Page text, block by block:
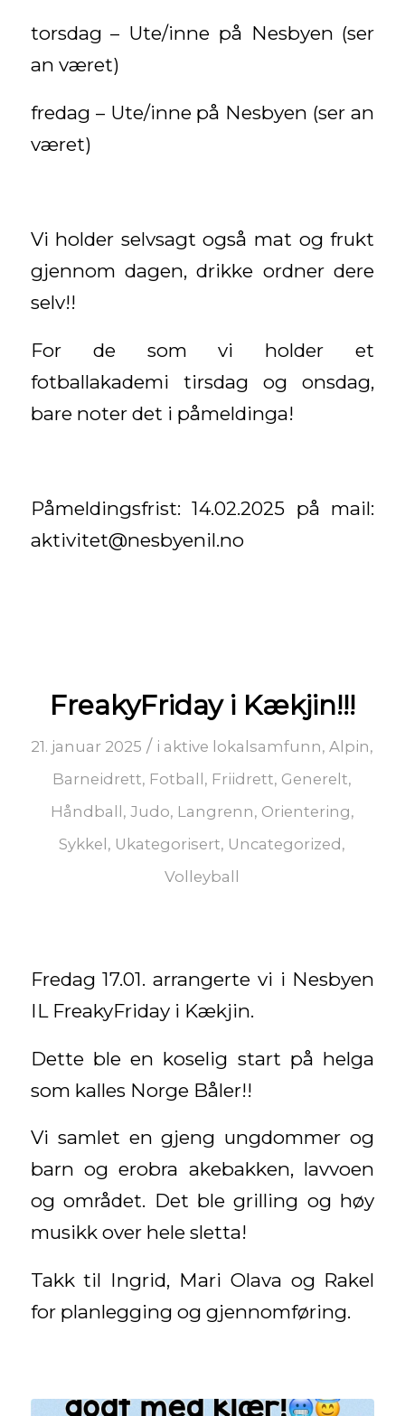
torsdag – Ute/inne på Nesbyen (ser
an været)
fredag – Ute/inne på Nesbyen (ser an
været)
Vi holder selvsagt også mat og frukt
gjennom dagen, drikke ordner dere
selv!!
For de som vi holder et
fotballakademi tirsdag og onsdag,
bare noter det i påmeldinga!
Påmeldingsfrist: 14.02.2025 på mail:
aktivitet@nesbyenil.no
FreakyFriday i Kækjin!!!
21. januar 2025 / i aktive lokalsamfunn,Alpin,
Barneidrett, Fotball , Friidrett, Generelt,
Håndball , Judo, Langrenn, Orientering,
Sykkel , Ukategorisert, Uncategorized ,
Volleyball
Fredag 17.01. arrangerte vi i Nesbyen
IL FreakyFriday i Kækjin.
Dette ble en koselig start på helga
som kalles Norge Båler!!
Vi samlet en gjeng ungdommer og
barn og erobra akebakken, lavvoen
og området. Det ble grilling og høy
musikk over hele sletta!
Takk til Ingrid, Mari Olava og Rakel
for planlegging og gjennomføring.